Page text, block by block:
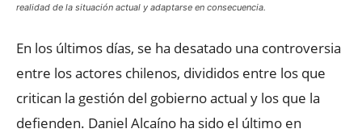
realidad de la situación actual y adaptarse en consecuencia.
En los últimos días, se ha desatado una controversia
entre los actores chilenos, divididos entre los que
critican la gestión del gobierno actual y los que la
defienden. Daniel Alcaíno ha sido el último en